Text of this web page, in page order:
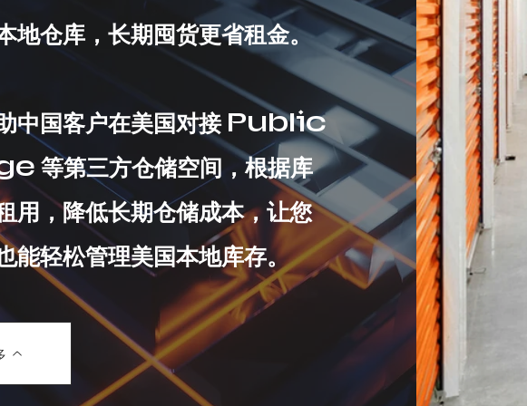
地仓库，长期囤货更省租金。
中国客户在美国对接 Public
第三方仓储空间，根据库
用，降低长期仓储成本，让您
能轻松管理美国本地库存。